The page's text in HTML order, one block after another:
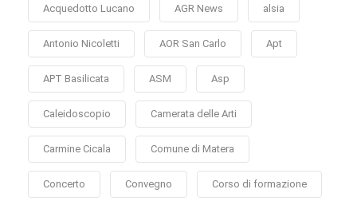
Acquedotto Lucano AGR News alsia
Antonio Nicoletti AOR San Carlo Apt
APT Basilicata ASM Asp
Caleidoscopio Camerata delle Arti
Carmine Cicala Comune di Matera
Concerto Convegno Corso di formazione